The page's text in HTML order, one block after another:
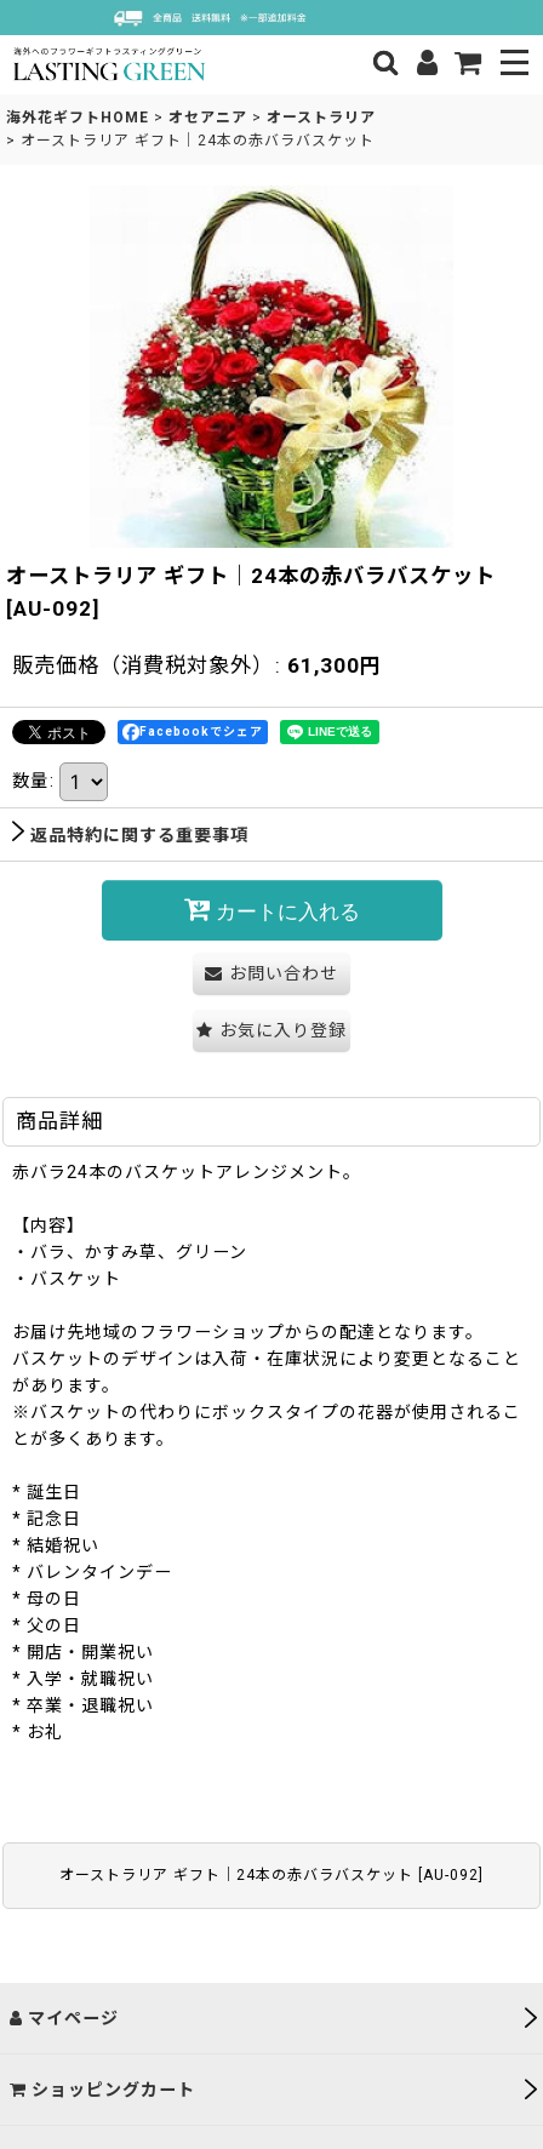
海外花ギフトHOME > オセアニア > オーストラリア
> オーストラリア ギフト｜24本の赤バラバスケット
オーストラリア ギフト｜24本の赤バラバスケット AU-092
オーストラリア ギフト｜24本の赤バラバスケット
[AU-092]
販売価格（消費税対象外） : 61,300 円
Facebookでシェア
数量:
返品特約に関する重要事項
カートに入れる
お問い合わせ
お気に入り登録
商品詳細
赤バラ24本のバスケットアレンジメント。
【内容】
・バラ、かすみ草、グリーン
・バスケット
お届け先地域のフラワーショップからの配達となります。
バスケットのデザインは入荷・在庫状況により変更となること
があります。
※バスケットの代わりにボックスタイプの花器が使用されるこ
とが多くあります。
* 誕生日
* 記念日
* 結婚祝い
* バレンタインデー
* 母の日
* 父の日
* 開店・開業祝い
* 入学・就職祝い
* 卒業・退職祝い
* お礼
マイページ
ショッピングカート